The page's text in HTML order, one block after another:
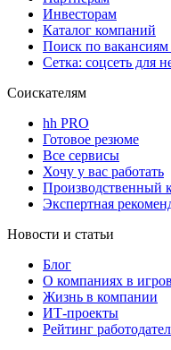
Инвесторам
Каталог компаний
Поиск по вакансиям
Сетка: соцсеть для
Соискателям
hh PRO
Готовое резюме
Все сервисы
Хочу у вас работать
Производственный
Экспертная
Новости и статьи
Блог
О компаниях в
Жизнь в компании
ИТ-проекты
Рейтинг